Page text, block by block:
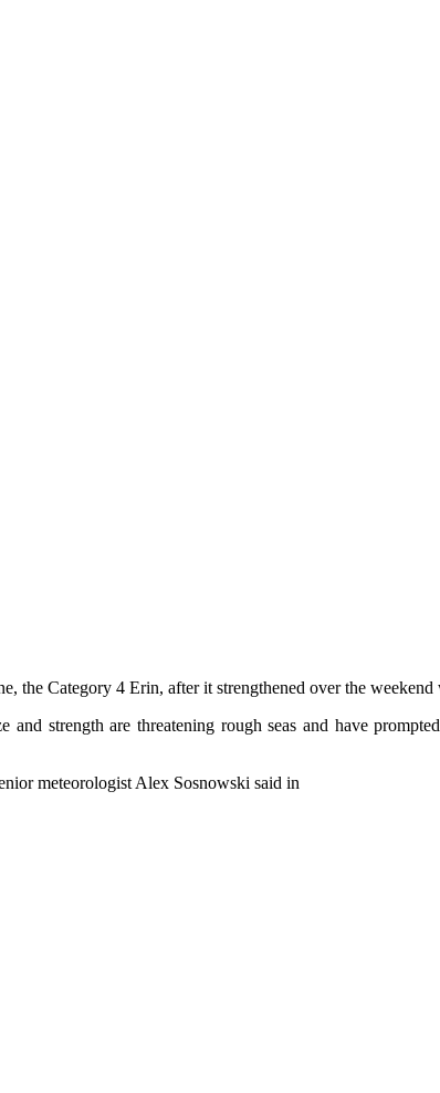
the Category 4 Erin, after it strengthened over the
strength are threatening rough seas and have
meteorologist Alex Sosnowski said in